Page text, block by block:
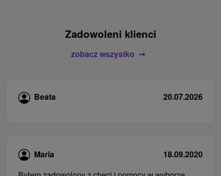
Zadowoleni klienci
zobacz wszystko
Beata 20.07.2026
Maria
18.09.2020